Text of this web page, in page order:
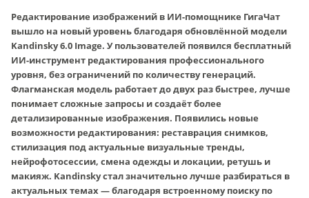
Редактирование изображений в ИИ-помощнике ГигаЧат
вышло на новый уровень благодаря обновлённой модели
Kandinsky 6.0 Image. У пользователей появился бесплатный
ИИ-инструмент редактирования профессионального
уровня, без ограничений по количеству генераций.
Флагманская модель работает до двух раз быстрее, лучше
понимает сложные запросы и создаёт более
детализированные изображения. Появились новые
возможности редактирования: реставрация снимков,
стилизация под актуальные визуальные тренды,
нейрофотосессии, смена одежды и локации, ретушь и
макияж. Kandinsky стал значительно лучше разбираться в
актуальных темах — благодаря встроенному поиску по